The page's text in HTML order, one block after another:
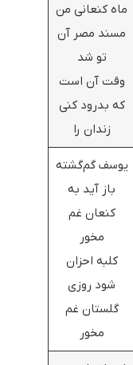
ماه کنعانی من
مسند مصر آن
تو شد
وقت آن است
که بدرود کنی
زندان را
یوسف گم‌گشته
باز آید به
کنعان غم
مخور
کلبه احزان
شود روزی
گلستان غم
مخور